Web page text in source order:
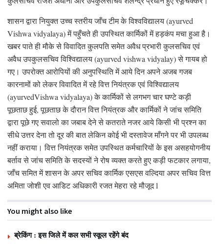
शासन द्वारा नियुक्त उच्च स्तरीय जाँच टीम के विश्वविद्यालय (ayurved
Vishwa vidyalaya) में पहुँचते ही उपस्थित कार्मिकों में हड़कंप मचा हुआ है।
खबर पाते ही मौके से विवादित कुलपति समेत अवैध प्रभारी कुलसचिव एवं
अवैध उपकुलसचिव विश्विद्यालय (ayurved vishwa vidyalay) से गायब हो
गए। उपरोक्त आरोपियों की अनुपस्थिति में आये दिन अपने अजब गजब
कारनामों को लेकर विवादित में रहे वित्त नियंत्रक एवं विश्विद्यालय
(ayurvedVishwa vidyalaya) के कार्मिकों से लगभग चार घण्टे कड़ी
पूछताछ हुई, पूछताछ के दौरान वित्त नियंत्रक और कार्मिकों ने जांच समिति
द्वारा पूछे गए सवालो का जबाब देने से कतराते नजर आये किसी भी प्रश्न का
सीधे उत्तर देना तो दूर की बात लेकिन कोई भी दस्तावेज माँगने पर भी उपलब्ध
नहीं कराया। वित्त नियंत्रक समेत उपस्थित कर्मचारियों के इस असहयोगनीय
बर्ताव से जांच समिति के सदस्यों ने रोष व्यक्त करते हुए कड़ी फटकार लगाया,
जाँच समित में शासन के अपर सचिव कार्मिक एसएस वल्दिया अपर सचिव वित्त
अमिता जोशी एव आडिट अधिकारी रजत मेहरा रहे मौजूद l
You might also like
ब्रेकिंग : इस जिले में कल सभी स्कूल रहेंगे बंद